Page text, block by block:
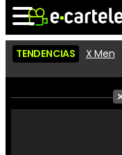
Noticias
TENDENCIAS X Men